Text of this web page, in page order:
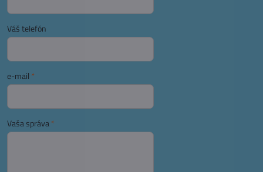
Váš telefón
e-mail *
Vaša správa*